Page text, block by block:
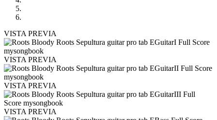
VISTA PREVIA
VISTA PREVIA
VISTA PREVIA
VISTA PREVIA